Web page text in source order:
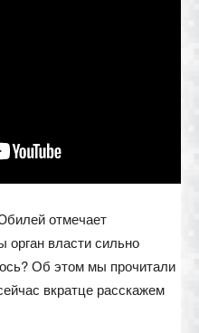
отмечает
орган власти сильно
Об этом мы прочитали
вкратце расскажем